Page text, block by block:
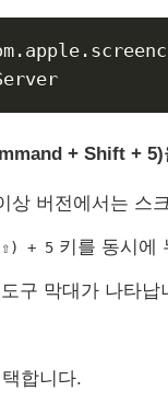
+ Shift +
상 버전에서는 스
+ 5 키를 동시에
구 막대가 나타납
합니다.